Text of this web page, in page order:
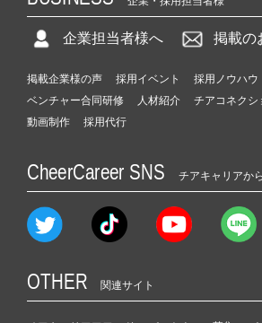
企業担当者様へ 掲載の
掲載企業様の声 採用イベント 採用ノウハウ
ベンチャー合同研修
人材紹介 チアコネクシ
動画制作
採用代行
CheerCareer SNS チアキャリアか
OTHER 関連サイト